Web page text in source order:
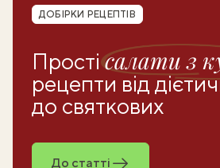
Рубрика
ДОБІРКИ РЕЦЕПТІВ
Простісалати з
рецепти від
до святкових
До статті